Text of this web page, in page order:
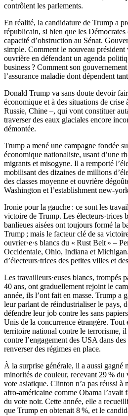
contrôlent les parlements.
En réalité, la candidature de Trump a
républicain, si bien que les Démocrates
capacité d’obstruction au Sénat.
simple. Comment le nouveau président
ouvrière en défendant un agenda
business ? Comment son
l’assurance maladie dont dépendent
Donald Trump va sans doute devoir
économique et à des situations de crise
Russie, Chine –, qui vont constituer
traverser des eaux glaciales encore
démontée.
Trump a mené une campagne fondée
économique nationaliste, usant d’une
migrants et misogyne. Il a remporté
mobilisant des dizaines de millions
des classes moyenne et ouvrière
Washington et l’establishment new-
Ironie pour la gauche : ce sont les
victoire de Trump. Les électeurs·trices
banlieues aisées ont toujours formé la
Trump ; mais le facteur clé de sa
ouvrier·e·s blancs du « Rust Belt » –
Occidentale, Ohio, Indiana et
d’électeurs·trices des petites villes et
Les travailleurs·euses blancs, trompés
40 ans, ont graduellement rejoint le
année, ils l’ont fait en masse. Trump a
leur parlant de réindustrialiser le pays,
défendre leur job contre les sans
Unis de la concurrence étrangère. Tout
territoire national contre le terrorisme, il
contre l’engagement des USA dans
renverser des régimes en place.
À la surprise générale, il a aussi gagné
minorités de couleur, recevant 29 % du
vote asiatique. Clinton n’a pas réussi à
afro-américaine comme Obama l’avait
du vote noir. Cette année, elle a
que Trump en obtenait 8 %, et le